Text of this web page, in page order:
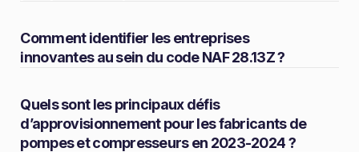
Comment identifier les entreprises
innovantes au sein du code NAF 28.13Z ?
Quels sont les principaux défis
d’approvisionnement pour les fabricants de
pompes et compresseurs en 2023-2024 ?